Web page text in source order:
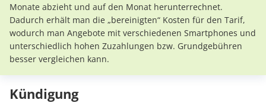
Monate abzieht und auf den Monat herunterrechnet.
Dadurch erhält man die „bereinigten“ Kosten für den Tarif,
wodurch man Angebote mit verschiedenen Smartphones und
unterschiedlich hohen Zuzahlungen bzw. Grundgebühren
besser vergleichen kann.
Kündigung